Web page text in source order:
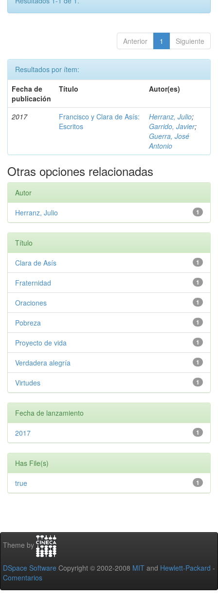
Anterior 1 Siguiente
Resultados por ítem:
Fecha de
publicación
Título Autor(es)
2017
Francisco y Clara de Asís:
Escritos
Herranz, Julio;
Garrido, Javier;
Guerra, José
Antonio
Otras opciones relacionadas
Autor
1
Herranz, Julio
Título
1
Clara de Asís
1
Fraternidad
1
Oraciones
1
Pobreza
1
Proyecto de vida
1
Verdadera alegría
1
Virtudes
Fecha de lanzamiento
1
2017
Has File(s)
1
true
Theme by
DSpace Software Copyright © 2002-2008 MIT and Hewlett-Packard -
Comentarios